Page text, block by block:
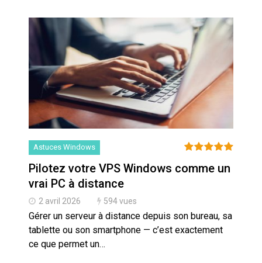
Astuces Windows
Pilotez votre VPS Windows comme un
vrai PC à distance
2 avril 2026 594 vues
Gérer un serveur à distance depuis son bureau, sa
tablette ou son smartphone — c’est exactement
ce que permet un…